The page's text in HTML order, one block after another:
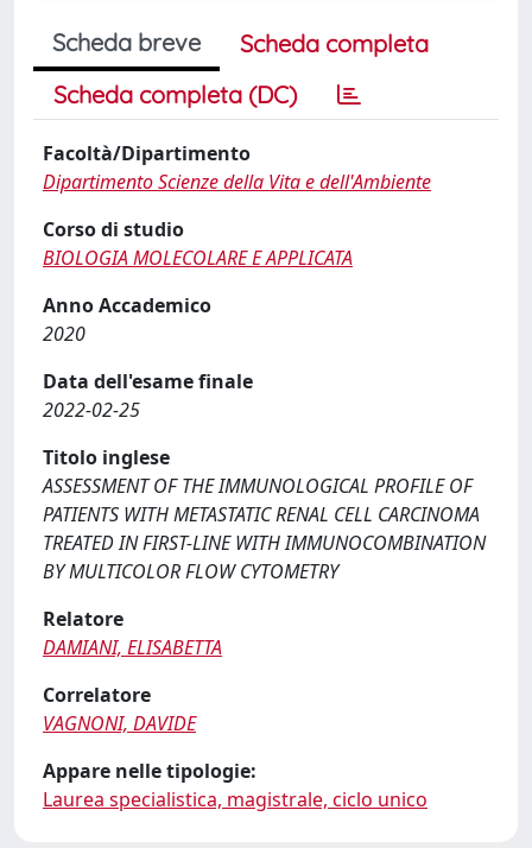
Scheda breve
Scheda completa
Scheda completa (DC)
Facoltà/Dipartimento
Dipartimento Scienze della Vita e dell'Ambiente
Corso di studio
BIOLOGIA MOLECOLARE E APPLICATA
Anno Accademico
2020
Data dell'esame finale
2022-02-25
Titolo inglese
ASSESSMENT OF THE IMMUNOLOGICAL PROFILE OF
PATIENTS WITH METASTATIC RENAL CELL CARCINOMA
TREATED IN FIRST-LINE WITH IMMUNOCOMBINATION
BY MULTICOLOR FLOW CYTOMETRY
Relatore
DAMIANI, ELISABETTA
Correlatore
VAGNONI, DAVIDE
Appare nelle tipologie:
Laurea specialistica, magistrale, ciclo unico